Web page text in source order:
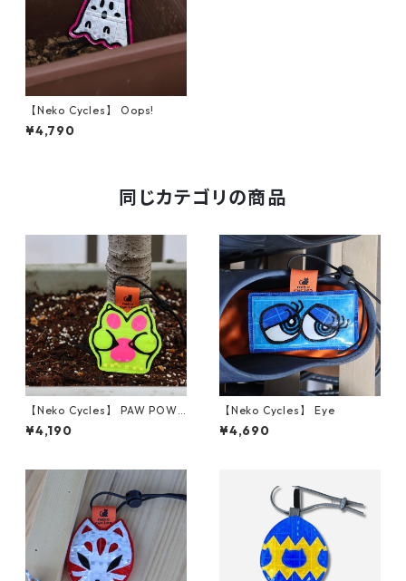
【Neko Cycles】 Oops!
¥4,790
同じカテゴリの商品
【Neko Cycles】 PAW POWE
R
¥4,190
【Neko Cycles】 Eye
¥4,690